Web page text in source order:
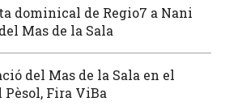
dominical de Regio7 a Nani
Mas de la Sala
del Mas de la Sala en el
Pèsol, Fira ViBa